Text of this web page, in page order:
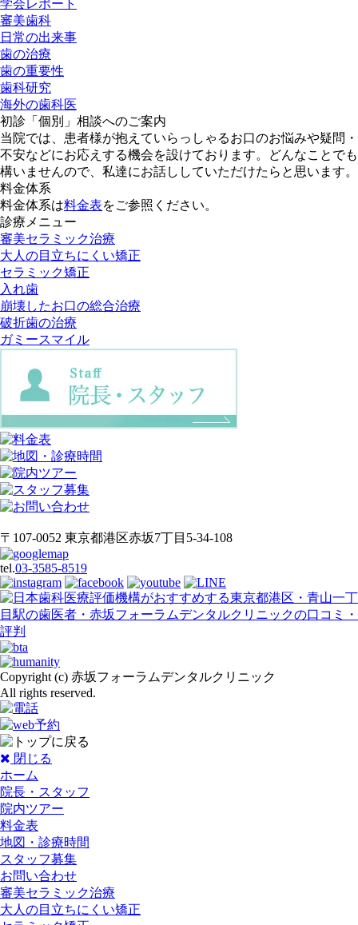
学会レポート
審美歯科
日常の出来事
歯の治療
歯の重要性
歯科研究
海外の歯科医
初診「個別」相談へのご案内
当院では、患者様が抱えていらっしゃるお口のお悩みや疑問・
不安などにお応えする機会を設けております。どんなことでも
構いませんので、私達にお話ししていただけたらと思います。
料金体系
料金体系は料金表をご参照ください。
診療メニュー
審美セラミック治療
大人の目立ちにくい矯正
セラミック矯正
入れ歯
崩壊したお口の総合治療
破折歯の治療
ガミースマイル
〒107-0052 東京都港区赤坂7丁目5-34-108
tel.03-3585-8519
Copyright (c) 赤坂フォーラムデンタルクリニック
All rights reserved.
閉じる
ホーム
院長・スタッフ
院内ツアー
料金表
地図・診療時間
スタッフ募集
お問い合わせ
審美セラミック治療
大人の目立ちにくい矯正